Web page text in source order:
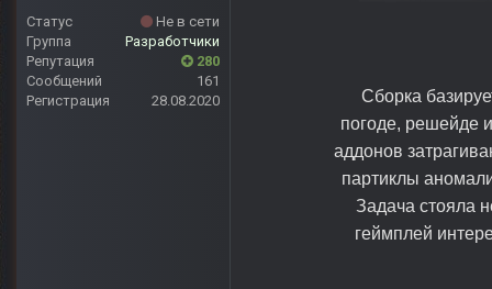
Статус
Не в сети
Группа
Разработчики
Репутация
280
Сообщений
161
Регистрация
28.08.2020
Сборка
погоде, решейде
аддонов
партиклы
Задача стояла
геймплей